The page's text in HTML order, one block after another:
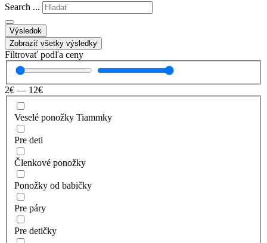
Search ...
Výsledok
Zobraziť všetky výsledky
Filtrovať podľa ceny
2€ — 12€
Veselé ponožky Tiammky
Pre deti
Členkové ponožky
Ponožky od babičky
Pre páry
Pre detičky